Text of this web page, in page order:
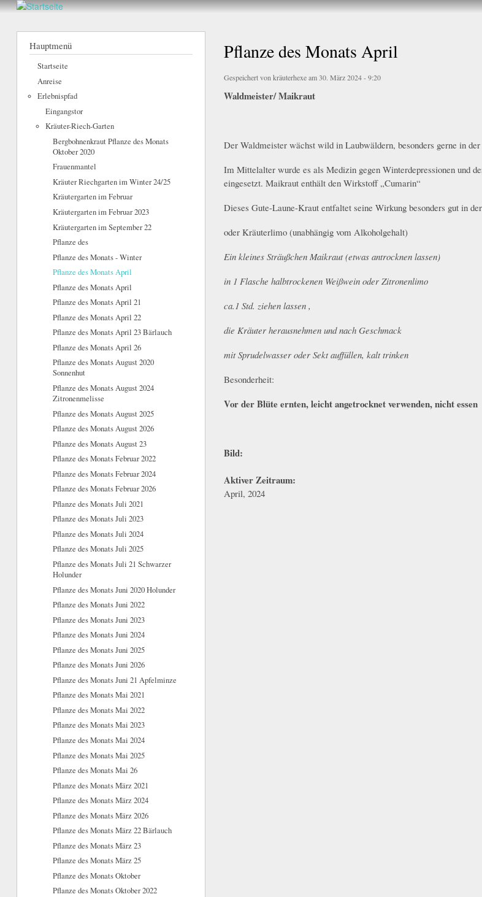
Direkt
Frankenstein
e.V. Pflanze des Monats April
Gespeichert von kräuterhexeam 30. März 2024 - 9:20
Waldmeister/ Maikraut
Der Waldmeister wächst wild in Laubwäldern, besonders gerne in der
Im Mittelalter wurde es als Medizin gegen Winterdepressionen und
eingesetzt. Maikraut enthält den Wirkstoff „Cumarin“
Dieses Gute-Laune-Kraut entfaltet seine Wirkung besonders gut in der
oder Kräuterlimo (unabhängig vom Alkoholgehalt)
Ein kleines Sträußchen Maikraut (etwas antrocknen lassen)
in 1 Flasche halbtrockenen Weißwein oder Zitronenlimo
ca.1 Std. ziehen lassen ,
die Kräuter herausnehmen und nach Geschmack
mit Sprudelwasser oder Sekt auffüllen, kalt trinken
Besonderheit:
Vor der Blüte ernten, leicht angetrocknet verwenden, nicht essen
Bild:
Aktiver Zeitraum:
April, 2024
Hauptmenü
Startseite
Anreise
Erlebnispfad
Eingangstor
Kräuter-Riech-Garten
Bergbohnenkraut Pflanze des Monats
Oktober 2020
Frauenmantel
Kräuter Riechgarten im Winter 24/25
Kräutergarten im Februar
Kräutergarten im Februar 2023
Kräutergarten im September 22
Pflanze des
Pflanze des Monats - Winter
Pflanze des Monats April
Pflanze des Monats April
Pflanze des Monats April 21
Pflanze des Monats April 22
Pflanze des Monats April 23 Bärlauch
Pflanze des Monats April 26
Pflanze des Monats August 2020
Sonnenhut
Pflanze des Monats August 2024
Zitronenmelisse
Pflanze des Monats August 2025
Pflanze des Monats August 2026
Pflanze des Monats August 23
Pflanze des Monats Februar 2022
Pflanze des Monats Februar 2024
Pflanze des Monats Februar 2026
Pflanze des Monats Juli 2021
Pflanze des Monats Juli 2023
Pflanze des Monats Juli 2024
Pflanze des Monats Juli 2025
Pflanze des Monats Juli 21 Schwarzer
Holunder
Pflanze des Monats Juni 2020 Holunder
Pflanze des Monats Juni 2022
Pflanze des Monats Juni 2023
Pflanze des Monats Juni 2024
Pflanze des Monats Juni 2025
Pflanze des Monats Juni 2026
Pflanze des Monats Juni 21 Apfelminze
Pflanze des Monats Mai 2021
Pflanze des Monats Mai 2022
Pflanze des Monats Mai 2023
Pflanze des Monats Mai 2024
Pflanze des Monats Mai 2025
Pflanze des Monats Mai 26
Pflanze des Monats März 2021
Pflanze des Monats März 2024
Pflanze des Monats März 2026
Pflanze des Monats März 22 Bärlauch
Pflanze des Monats März 23
Pflanze des Monats März 25
Pflanze des Monats Oktober
Pflanze des Monats Oktober 2022